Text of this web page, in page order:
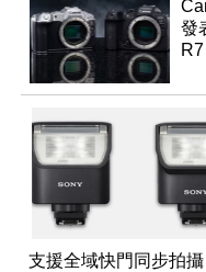
發
支援全域快門同步拍攝